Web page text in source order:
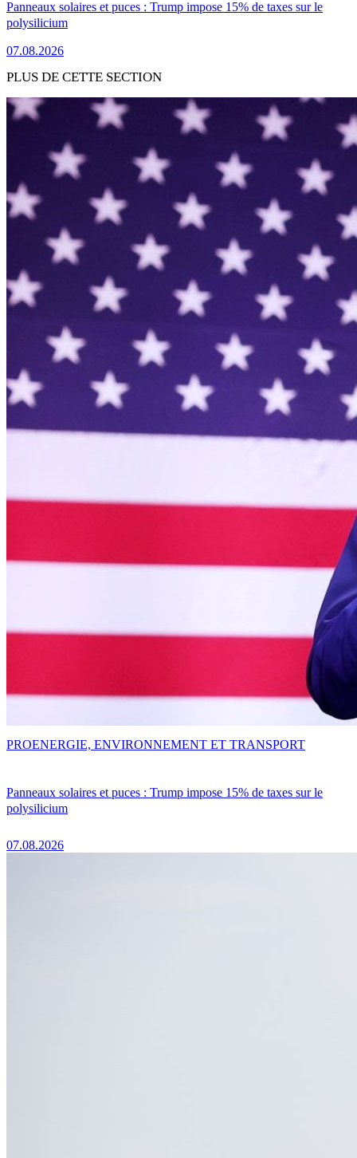
Panneaux solaires et puces : Trump impose 15% de taxes sur le
polysilicium
07.08.2026
PLUS DE CETTE SECTION
Panneaux solaires et puces : Trump impose 15% de taxes sur le
polysilicium
07.08.2026
PROENERGIE, ENVIRONNEMENT ET TRANSPORT